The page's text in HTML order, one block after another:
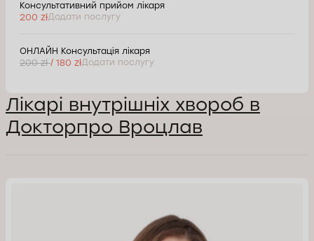
Консультативний прийом лікаря
200 złДодати послугу
ОНЛАЙН Консультація лікаря
200 zł/ 180 złДодати послугу
Лікарі внутрішніх хвороб в
Докторпро Вроцлав